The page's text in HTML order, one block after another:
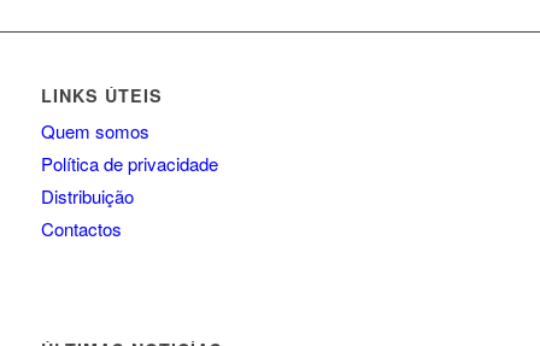
LINKS ÚTEIS
Quem somos
Política de privacidade
Distribuição
Contactos